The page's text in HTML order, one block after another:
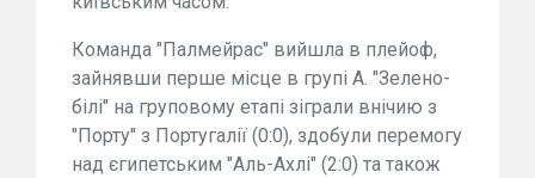
Команда "Палмейрас" вийшла в плейоф,
зайнявши перше місце в групі A. "Зелено-
білі" на груповому етапі зіграли внічию з
"Порту" з Португалії (0:0), здобули перемогу
над єгипетським "Аль-Ахлі" (2:0) та також